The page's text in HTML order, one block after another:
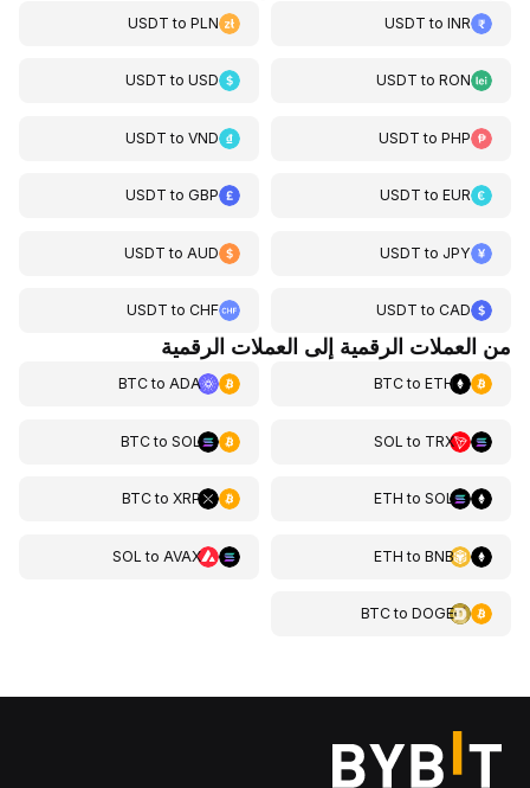
USDT toINR
USDT toPLN
USDT toRON
USDT toUSD
USDT toPHP
USDT toVND
USDT toEUR
USDT toGBP
USDT toJPY
USDT to AUD
USDT toCAD
USDT toCHF
من العملات الرقمية إلى العملات الرقمية
BTCtoETH
BTCtoADA
SOL to TRX
BTCtoSOL
ETH toSOL
BTCtoXRP
ETH toBNB
SOL toAVAX
BTCtoDOGE